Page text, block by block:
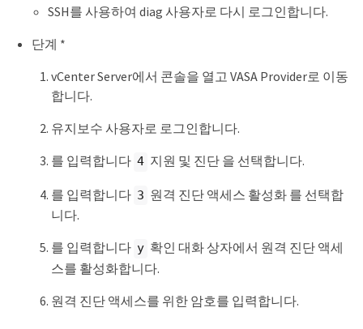
SSH를 사용하여 diag 사용자로 다시 로그인합니다.
단계 *
vCenter Server에서 콘솔을 열고 VASA Provider로 이동
합니다.
유지보수 사용자로 로그인합니다.
를 입력합니다 4 지원 및 진단 을 선택합니다.
를 입력합니다 3 원격 진단 액세스 활성화 를 선택합
니다.
를 입력합니다 y 확인 대화 상자에서 원격 진단 액세
스를 활성화합니다.
원격 진단 액세스를 위한 암호를 입력합니다.